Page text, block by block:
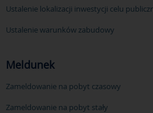
Ustalenie lokalizacji inwestycji celu
Ustalenie warunków zabudowy
Meldunek
Zameldowanie na pobyt czasowy
Zameldowanie na pobyt stały